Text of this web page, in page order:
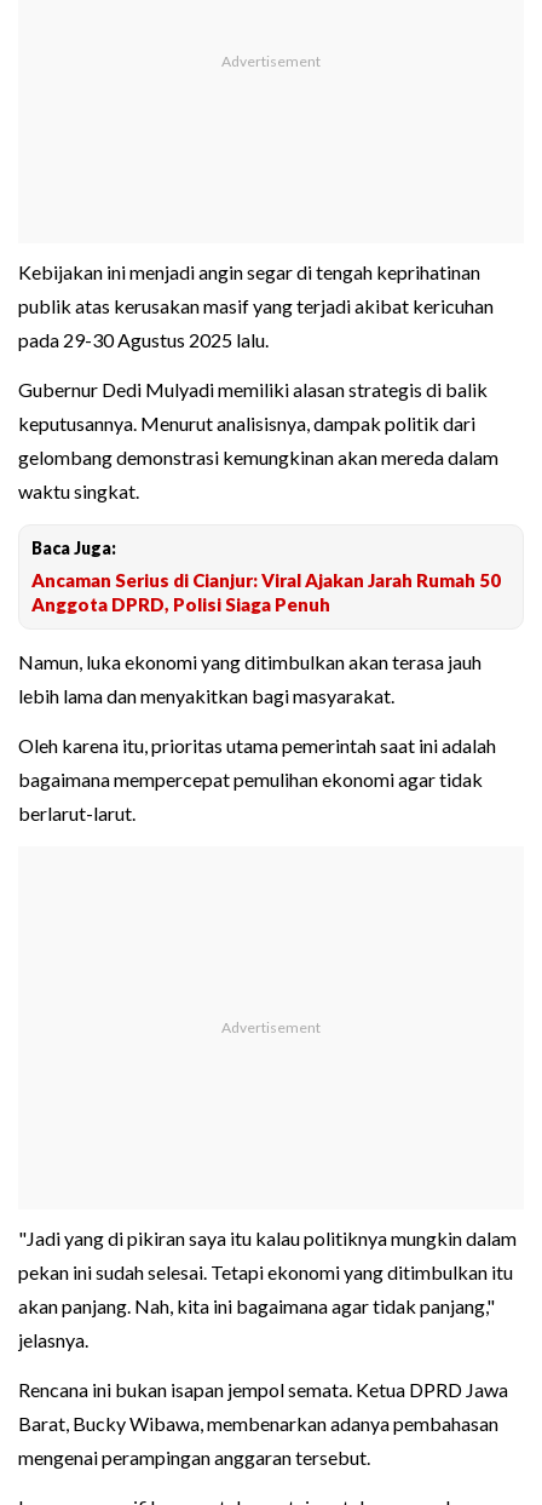
Kebijakan ini menjadi angin segar di tengah keprihatinan
publik atas kerusakan masif yang terjadi akibat kericuhan
pada 29-30 Agustus 2025 lalu.
Gubernur Dedi Mulyadi memiliki alasan strategis di balik
keputusannya. Menurut analisisnya, dampak politik dari
gelombang demonstrasi kemungkinan akan mereda dalam
waktu singkat.
Baca Juga:
Ancaman Serius di Cianjur: Viral Ajakan Jarah Rumah 50
Anggota DPRD, Polisi Siaga Penuh
Namun, luka ekonomi yang ditimbulkan akan terasa jauh
lebih lama dan menyakitkan bagi masyarakat.
Oleh karena itu, prioritas utama pemerintah saat ini adalah
bagaimana mempercepat pemulihan ekonomi agar tidak
berlarut-larut.
"Jadi yang di pikiran saya itu kalau politiknya mungkin dalam
pekan ini sudah selesai. Tetapi ekonomi yang ditimbulkan itu
akan panjang. Nah, kita ini bagaimana agar tidak panjang,"
jelasnya.
Rencana ini bukan isapan jempol semata. Ketua DPRD Jawa
Barat, Bucky Wibawa, membenarkan adanya pembahasan
mengenai perampingan anggaran tersebut.